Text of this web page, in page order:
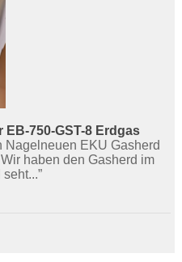
750-GST-8 Erdgas
Nagelneuen EKU Gasherd
haben den Gasherd im